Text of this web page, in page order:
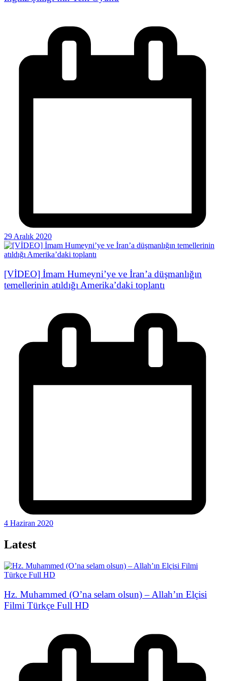
29 Aralık 2020
[VİDEO] İmam Humeyni’ye ve İran’a düşmanlığın
temellerinin atıldığı Amerika’daki toplantı
4 Haziran 2020
Latest
Hz. Muhammed (O’na selam olsun) – Allah’ın Elçisi
Filmi Türkçe Full HD